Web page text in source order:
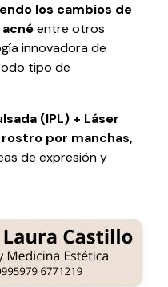
los cambios de
entre otros
innovadora de
tipo de
(IPL) + Láser
por manchas,
de expresión y